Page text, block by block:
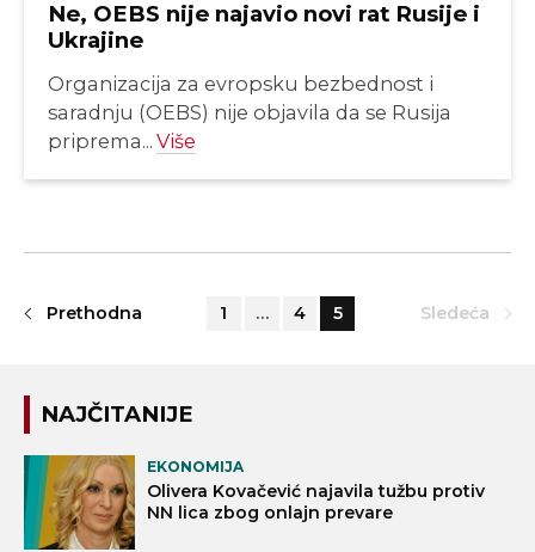
Ne, OEBS nije najavio novi rat Rusije i
Ukrajine
Organizacija za evropsku bezbednost i
saradnju (OEBS) nije objavila da se Rusija
priprema... Više
Prethodna 1 … 4 5 Sledeća
NAJČITANIJE
EKONOMIJA
Olivera Kovačević najavila tužbu protiv
NN lica zbog onlajn prevare